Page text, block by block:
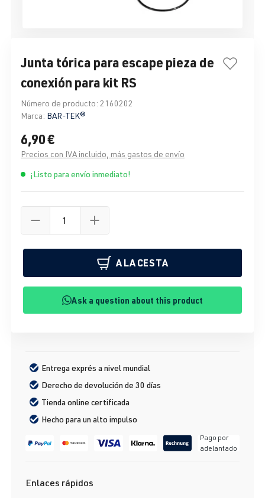
Junta tórica para escape pieza de
conexión para kit RS
Número de producto: 2160202
Marca: BAR-TEK®
6,90 €
Precios con IVA incluido, más gastos de envío
¡Listo para envío inmediato!
A LA CESTA
Ask a question about this product
Entrega exprés a nivel mundial
Derecho de devolución de 30 días
Tienda online certificada
Hecho para un alto impulso
Pago por
adelantado
Enlaces rápidos